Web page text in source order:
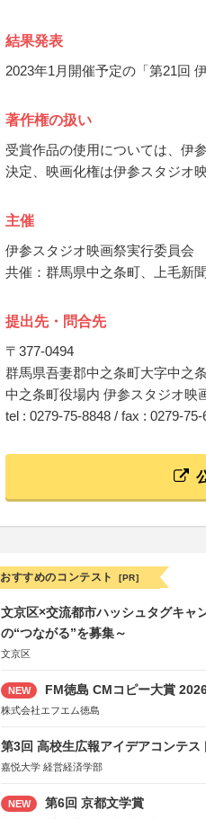
結果発表
2023年1月開催予定の「第21回
著作権の扱い
受賞作品の使用については、伊
決定、映画化権は伊参スタジオ
主催
伊参スタジオ映画祭実行委員会
共催：群馬県中之条町、上毛新
提出先・問合先
〒377-0494
群馬県吾妻郡中之条町大字中之
中之条町役場内 伊参スタジオ映
tel : 0279-75-8848 / fax : 0279-75-
おすすめのコンテスト [PR]
文京区×交流都市ハッシュタグキャ
の“つながる”を募集～
文京区
NEW FM徳島 CMコピー大賞
株式会社エフエム徳島
第3回 高校生広報アイデアコンテス
嘉悦大学 経営経済学部
NEW 第6回 京都文学賞